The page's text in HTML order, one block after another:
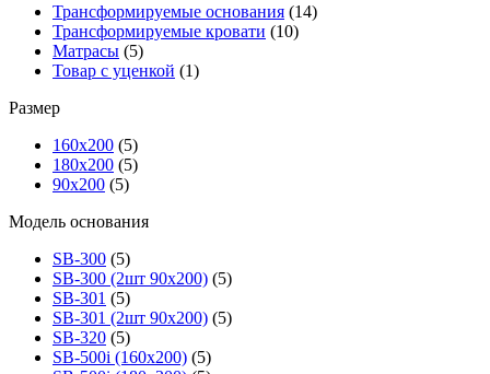
Трансформируемые основания (14)
Трансформируемые кровати (10)
Матрасы (5)
Товар с уценкой (1)
Размер
160х200 (5)
180х200 (5)
90х200 (5)
Модель основания
SB-300 (5)
SB-300 (2шт 90х200) (5)
SB-301 (5)
SB-301 (2шт 90х200) (5)
SB-320 (5)
SB-500i (160x200) (5)